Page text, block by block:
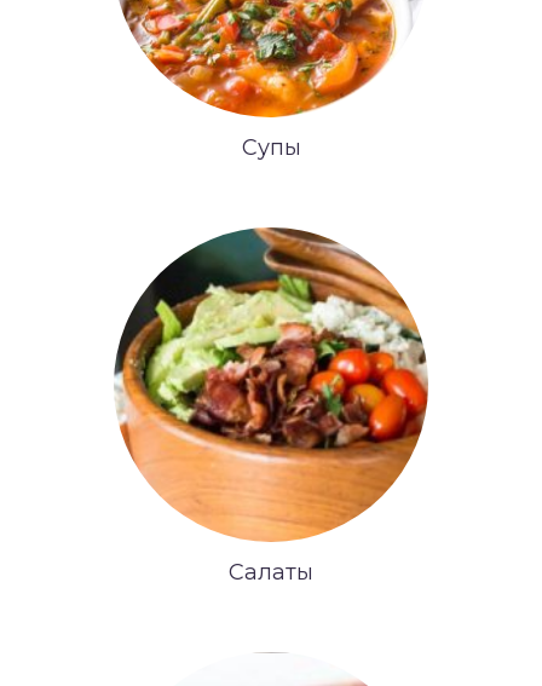
Супы
Салаты